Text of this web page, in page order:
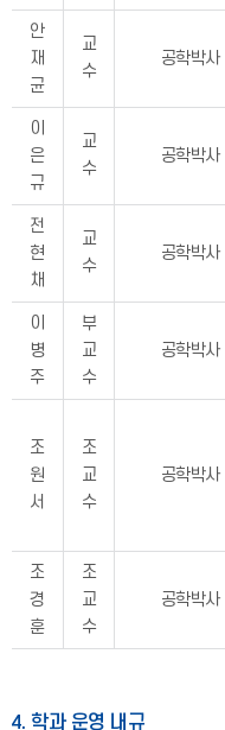
안
재
균
교
수
공학박사
이
은
규
교
수
공학박사
전
현
채
교
수
공학박사
이
병
주
부
교
수
공학박사
조
원
서
조
교
수
공학박사
조
경
훈
조
교
수
공학박사
4. 학과 운영 내규